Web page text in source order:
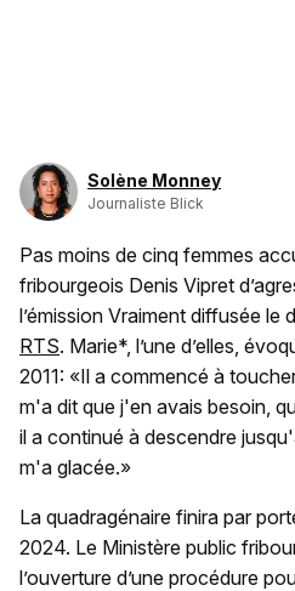
Solène Monney
Journaliste Blick
Pas moins de cinq femmes
fribourgeois Denis Vipret
l’émission Vraiment diffusée le
RTS. Marie*, l’une d’elles,
2011: «Il a commencé à
m'a dit que j'en avais besoin,
il a continué à descendre
m'a glacée.»
La quadragénaire finira par
2024. Le Ministère public
l’ouverture d’une procédure